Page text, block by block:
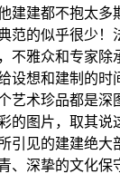
建建都不抱太
范的似乎很少
不雅众和专家
设想和建制的
艺术珍品都是
的图片，取其
引见的建建绝
、深挚的文化